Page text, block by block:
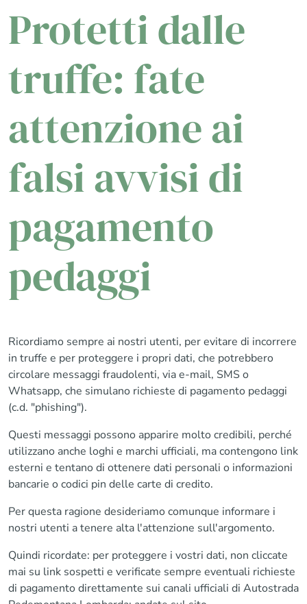
Protetti dalle
truffe: fate
attenzione ai
falsi avvisi di
pagamento
pedaggi
Ricordiamo sempre ai nostri utenti, per evitare di incorrere
in truffe e per proteggere i propri dati, che potrebbero
circolare messaggi fraudolenti, via e-mail, SMS o
Whatsapp, che simulano richieste di pagamento pedaggi
(c.d. "phishing").
Questi messaggi possono apparire molto credibili, perché
utilizzano anche loghi e marchi ufficiali, ma contengono link
esterni e tentano di ottenere dati personali o informazioni
bancarie o codici pin delle carte di credito.
Per questa ragione desideriamo comunque informare i
nostri utenti a tenere alta l'attenzione sull'argomento.
Quindi ricordate: per proteggere i vostri dati, non cliccate
mai su link sospetti e verificate sempre eventuali richieste
di pagamento direttamente sui canali ufficiali di Autostrada